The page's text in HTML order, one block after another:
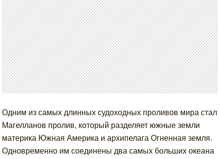
Одним из самых длинных судоходных проливов мира стал
Магелланов пролив, который разделяет южные земли
материка Южная Америка и архипелага Огненная земля.
Одновременно им соединены два самых больших океана